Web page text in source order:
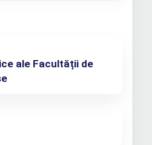
ale Facultății de